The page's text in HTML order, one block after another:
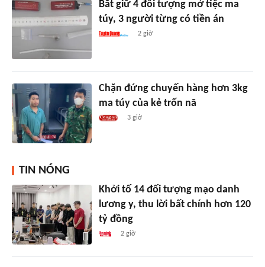
Bắt giữ 4 đối tượng mở tiệc ma
túy, 3 người từng có tiền án
2 giờ
Chặn đứng chuyến hàng hơn 3kg
ma túy của kẻ trốn nã
3 giờ
TIN NÓNG
Khởi tố 14 đối tượng mạo danh
lương y, thu lời bất chính hơn 120
tỷ đồng
2 giờ